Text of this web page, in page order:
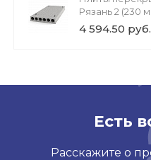
Рязань 2 (230
4 594.50 руб.
Есть
Расскажите о